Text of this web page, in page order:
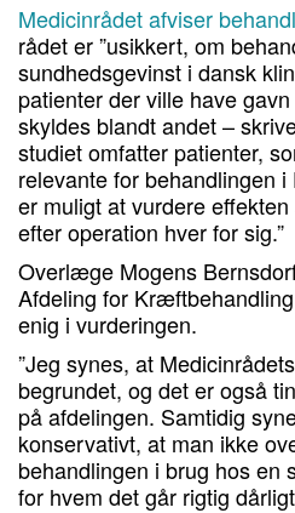
Medicinrådet afviser
rådet er ”usikkert, om
sundhedsgevinst i dansk
patienter der ville have
skyldes blandt andet –
studiet omfatter patienter,
relevante for behandlingen
er muligt at vurdere
efter operation hver for sig.”
Overlæge Mogens
Afdeling for
enig i vurderingen.
”Jeg synes, at
begrundet, og det er også
på afdelingen. Samtidig
konservativt, at man ikke
behandlingen i brug hos en
for hvem det går rigtig